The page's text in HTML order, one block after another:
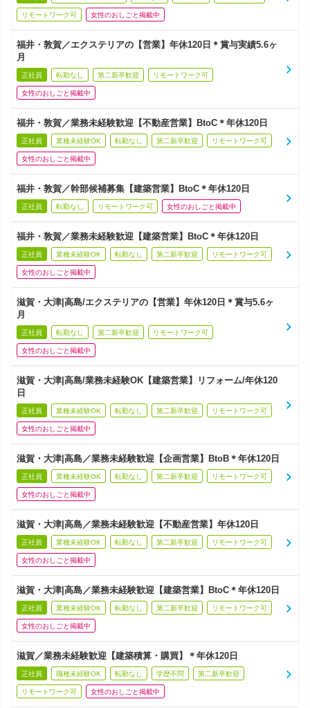
リモートワーク可 女性のおしごと掲載中
福井・敦賀／エクステリアの【営業】年休120日＊賞与実績5.6ヶ
月
正社員 転勤なし 第二新卒歓迎 リモートワーク可
女性のおしごと掲載中
福井・敦賀／業務未経験歓迎【不動産営業】BtoC＊年休120日
正社員 業種未経験OK 転勤なし 第二新卒歓迎 リモートワーク可
女性のおしごと掲載中
福井・敦賀／幹部候補募集【建築営業】BtoC＊年休120日
正社員 転勤なし リモートワーク可 女性のおしごと掲載中
福井・敦賀／業務未経験歓迎【建築営業】BtoC＊年休120日
正社員 業種未経験OK 転勤なし 第二新卒歓迎 リモートワーク可
女性のおしごと掲載中
滋賀・大津|高島/エクステリアの【営業】年休120日＊賞与5.6ヶ
月
正社員 転勤なし 第二新卒歓迎 リモートワーク可
女性のおしごと掲載中
滋賀・大津|高島/業務未経験OK【建築営業】リフォーム/年休120
日
正社員 業種未経験OK 転勤なし 第二新卒歓迎 リモートワーク可
女性のおしごと掲載中
滋賀・大津|高島／業務未経験歓迎【企画営業】BtoB＊年休120日
正社員 業種未経験OK 転勤なし 第二新卒歓迎 リモートワーク可
女性のおしごと掲載中
滋賀・大津|高島／業務未経験歓迎【不動産営業】年休120日
正社員 業種未経験OK 転勤なし 第二新卒歓迎 リモートワーク可
女性のおしごと掲載中
滋賀・大津|高島／業務未経験歓迎【建築営業】BtoC＊年休120日
正社員 業種未経験OK 転勤なし 第二新卒歓迎 リモートワーク可
女性のおしごと掲載中
滋賀／業務未経験歓迎【建築積算・購買】＊年休120日
正社員 職種未経験OK 転勤なし 学歴不問 第二新卒歓迎
リモートワーク可 女性のおしごと掲載中